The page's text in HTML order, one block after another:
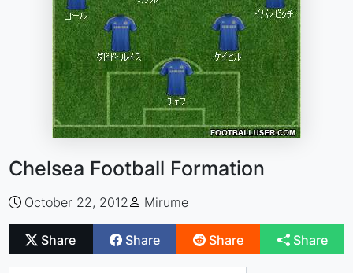
Chelsea Football Formation
October 22, 2012 Mirume
Share Share Share Share